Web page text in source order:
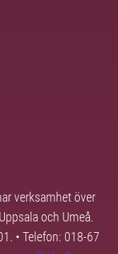
verksamhet över
och Umeå.
• Telefon: 018-67